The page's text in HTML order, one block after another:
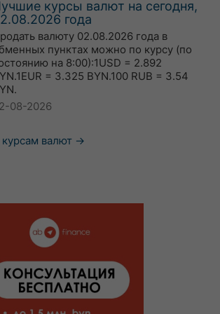
курсы валют на сегодня,
года
валюту 02.08.2026 года в
пунктах можно по курсу (по
на 8:00):1USD = 2.892
= 3.325 BYN.100 RUB = 3.54
08-2026
курсам валют →